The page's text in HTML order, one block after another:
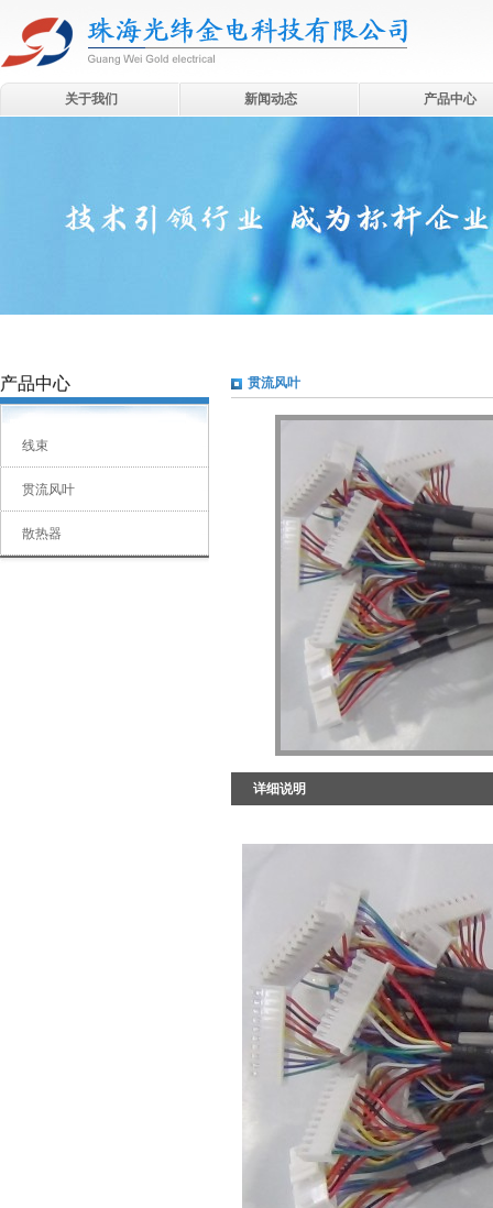
珠海光纬金电科技有限公司
关于我们 新闻动态 产品中心
产品中心
线束
贯流风叶
散热器
贯流风叶
详细说明